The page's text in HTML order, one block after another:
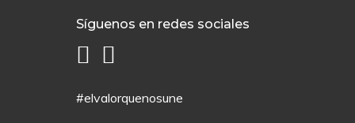
Síguenos en redes sociales
#elvalorquenosune